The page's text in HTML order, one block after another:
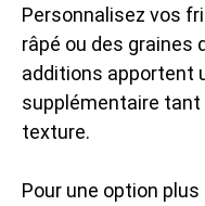
Personnalisez vos
râpé ou des graines
additions apportent
supplémentaire tant
texture.
Pour une option